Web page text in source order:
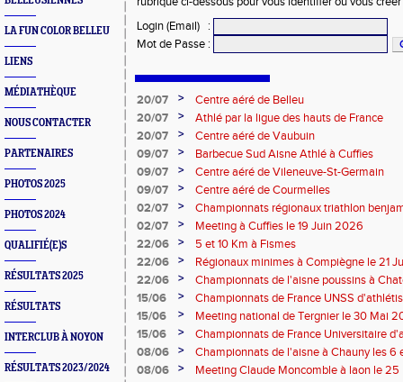
LA FUN COLOR BELLEU
LIENS
MÉDIATHÈQUE
NOUS CONTACTER
PARTENAIRES
PHOTOS 2025
PHOTOS 2024
QUALIFIÉ(E)S
RÉSULTATS 2025
RÉSULTATS
INTERCLUB À NOYON
RÉSULTATS 2023/2024
Login (Email)
:
Mot de Passe :
20/07 >
Centre aéré de Belleu
20/07
>
Athlé par la ligue des hauts de France
20/07
>
Centre aéré de Vaubuin
09/07
>
Barbecue Sud Aisne Athlé à Cuffies
09/07
>
Centre aéré de Vileneuve-St-Germain
09/07
>
Centre aéré de Courmelles
02/07
>
Championnats régionaux triathlon
2026
02/07 >
Meeting à Cuffies le 19 Juin 2026
22/06
>
5 et 10 Km à Fismes
22/06
>
Régionaux minimes à Compiègne le 21
22/06
>
Championnats de l'aisne poussins à
2026
15/06 >
Championnats de France UNSS
15/06
>
Meeting national de Tergnier le 30 Mai
15/06
>
Championnats de France Universitaire
Mai 2026
08/06 >
Championnats de l'aisne à Chauny les 6
08/06
>
Meeting Claude Moncomble à laon le